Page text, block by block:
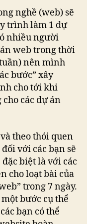
nghề (web) sẽ
trình làm 1 dự
nhiều người
web trong thời
nên mình
bước” xây
cho tới khi
các dự án
theo thói quen
với các bạn sẽ
biệt là với các
cho loạt bài của
trong 7 ngày.
bước cụ thể
bạn có thể